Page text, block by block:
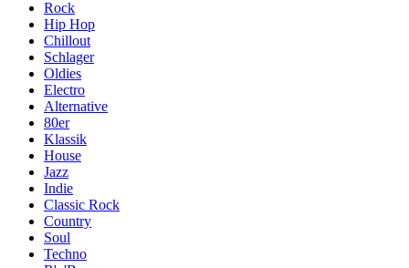
Rock
Hip Hop
Chillout
Schlager
Oldies
Electro
Alternative
80er
Klassik
House
Jazz
Indie
Classic Rock
Country
Soul
Techno